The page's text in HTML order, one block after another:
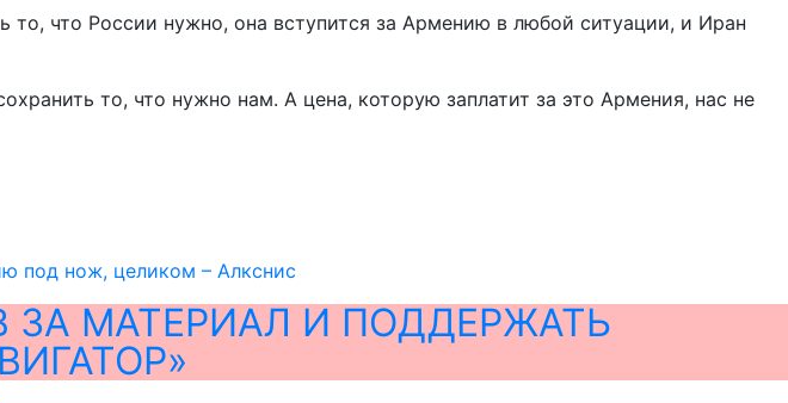
то, что России нужно, она вступится за Армению в любой ситуации, и Иран
то, что нужно нам. А цена, которую заплатит за это Армения, нас не
под нож, целиком – Алкснис
МАТЕРИАЛ И ПОДДЕРЖАТЬ